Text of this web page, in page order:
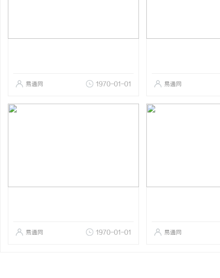
易通网 1970-01-01 易通网
易通网 1970-01-01 易通网